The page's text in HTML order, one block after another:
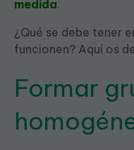
medida.
¿Qué se debe tener
funcionen? Aquí os
Formar